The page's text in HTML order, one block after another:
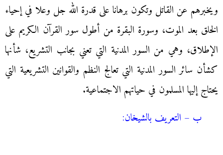
ويخبرهم عن القاتل وتكون برهانا على قدرة الله جل وعلا في إحياء
الخلق بعد الموت، وسورة البقرة من أطول سور القرآن الكريم على
الإطلاق، وهي من السور المدنية التي تعني بجانب التشريع، شأنها
كشأن سائر السور المدنية التي تعالج النظم والقوانين التشريعية التي
يحتاج إليها المسلمون في حياتهم الاجتماعية.
ب – التعريف بالشيخان: